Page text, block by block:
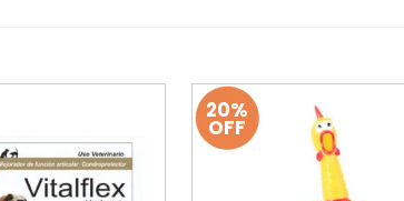
20%
OFF